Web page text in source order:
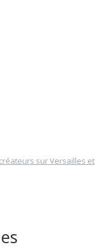
sur Versailles et